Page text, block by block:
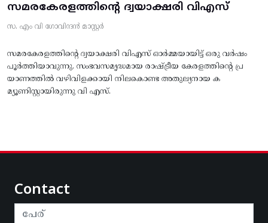
സമരകേരളത്തിൻ്റെ ദ്വയാക്ഷരി വിഎസ്
സ. എം വി ഗോവിന്ദൻ മാസ്റ്റർ
സമരകേരളത്തിൻ്റെ ദ്വയാക്ഷരി വിഎസ് ഓർമ്മയായിട്ട് ഒരു വർഷം
പൂർത്തിയാവുന്നു. സംഭവസമൃദ്ധമായ രാഷ്ട്രീയ കേരളത്തിന്റെ പ്ര
യാണത്തിൽ വഴിവിളക്കായി നിലകൊണ്ട അതുല്യനായ ക
മ്യൂണിസ്റ്റായിരുന്നു വി എസ്.
Contact